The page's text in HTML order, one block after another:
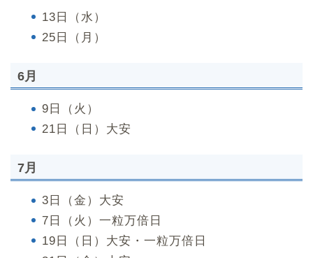
13日（水）
25日（月）
6月
9日（火）
21日（日）大安
7月
3日（金）大安
7日（火）一粒万倍日
19日（日）大安・一粒万倍日